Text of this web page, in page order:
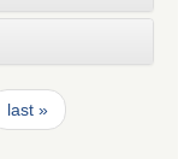
last »